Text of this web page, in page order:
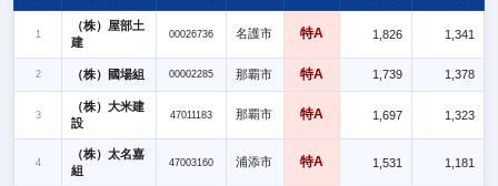
1
（株）屋部土
建
00026736 名護市 特A 1,826 1,341
2 （株）國場組 00002285 那覇市 特A 1,739 1,378
3
（株）大米建
設
47011183 那覇市 特A 1,697 1,323
4
（株）太名嘉
組
47003160 浦添市 特A 1,531 1,181